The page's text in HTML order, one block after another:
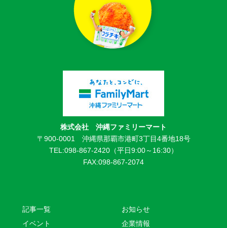
株式会社 沖縄ファミリーマート
〒900-0001 沖縄県那覇市港町3丁目4番地18号
TEL:098-867-2420（平日9:00～16:30）
FAX:098-867-2074
記事一覧
イベント
お知らせ
企業情報